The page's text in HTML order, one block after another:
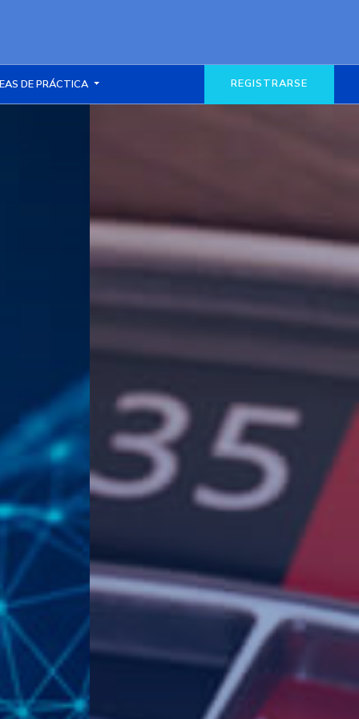
DE PRÁCTICA REGISTRARSE